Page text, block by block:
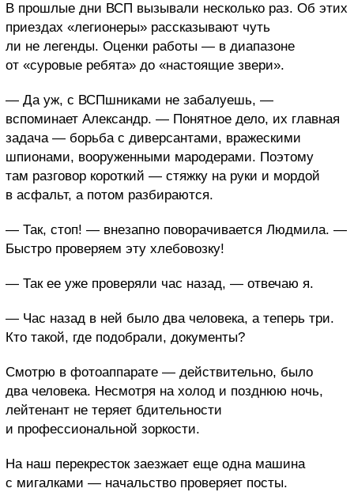
В прошлые дни ВСП вызывали несколько раз. Об этих
приездах «легионеры» рассказывают чуть
ли не легенды. Оценки работы — в диапазоне
от «суровые ребята» до «настоящие звери».
— Да уж, с ВСПшниками не забалуешь, —
вспоминает Александр. — Понятное дело, их главная
задача — борьба с диверсантами, вражескими
шпионами, вооруженными мародерами. Поэтому
там разговор короткий — стяжку на руки и мордой
в асфальт, а потом разбираются.
— Так, стоп! — внезапно поворачивается Людмила. —
Быстро проверяем эту хлебовозку!
— Так ее уже проверяли час назад, — отвечаю я.
— Час назад в ней было два человека, а теперь три.
Кто такой, где подобрали, документы?
Смотрю в фотоаппарате — действительно, было
два человека. Несмотря на холод и позднюю ночь,
лейтенант не теряет бдительности
и профессиональной зоркости.
На наш перекресток заезжает еще одна машина
с мигалками — начальство проверяет посты.